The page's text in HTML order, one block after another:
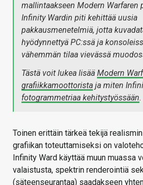
mallintaakseen Modern Warfaren
Infinity Wardin piti kehittää uusia
pakkausmenetelmiä, jotta
hyödynnettyä PC:ssä ja
vähemmän tilaa vievässä
Tästä voit lukea lisää Modern
grafiikkamoottorista ja miten
fotogrammetriaa kehitystyössään.
Toinen erittäin tärkeä tekijä
grafiikan toteuttamiseksi on
Infinity Ward käyttää muun muassa
valaistusta, spektrin renderointiä
(säteenseurantaa) saadakseen